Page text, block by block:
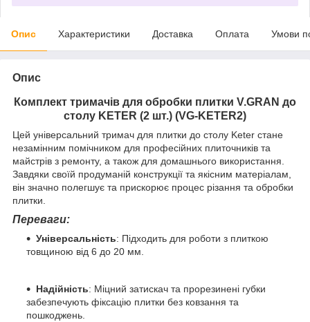
Опис Характеристики Доставка Оплата Умови
Опис
Комплект тримачів для обробки плитки V.GRAN до
столу KETER (2 шт.) (VG-KETER2)
Цей універсальний тримач для плитки до столу Keter стане
незамінним помічником для професійних плиточників та
майстрів з ремонту, а також для домашнього використання.
Завдяки своїй продуманій конструкції та якісним матеріалам,
він значно полегшує та прискорює процес різання та обробки
плитки.
Переваги:
Універсальність: Підходить для роботи з плиткою
товщиною від 6 до 20 мм.
Надійність: Міцний затискач та прорезинені губки
забезпечують фіксацію плитки без ковзання та
пошкоджень.